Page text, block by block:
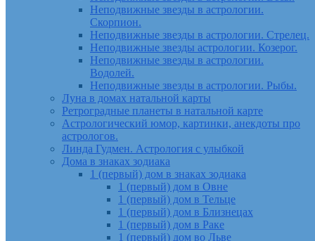
Неподвижные звезды в астрологии.
Скорпион.
Неподвижные звезды в астрологии. Стрелец.
Неподвижные звезды астрологии. Козерог.
Неподвижные звезды в астрологии.
Водолей.
Неподвижные звезды в астрологии. Рыбы.
Луна в домах натальной карты
Ретроградные планеты в натальной карте
Астрологический юмор, картинки, анекдоты про
астрологов.
Линда Гудмен. Астрология с улыбкой
Дома в знаках зодиака
1 (первый) дом в знаках зодиака
1 (первый) дом в Овне
1 (первый) дом в Тельце
1 (первый) дом в Близнецах
1 (первый) дом в Раке
1 (первый) дом во Льве